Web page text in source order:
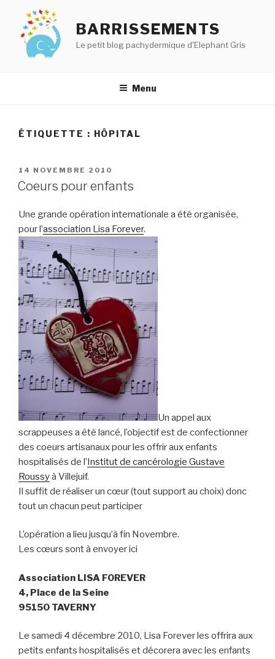
contenu
principal
BARRISSEMENTS
Le petit blog pachydermique d'Elephant Gris
Menu
ÉTIQUETTE : HÔPITAL
PUBLIÉ
LE
14 NOVEMBRE 2010
Coeurs pour enfants
Une grande opération internationale a été organisée,
pour l’association Lisa Forever.
Un appel aux
scrappeuses a été lancé, l’objectif est de confectionner
des coeurs artisanaux pour les offrir aux enfants
hospitalisés de l’Institut de cancérologie Gustave
Roussyà Villejuif.
Il suffit de réaliser un cœur (tout support au choix) donc
tout un chacun peut participer
L’opération a lieu jusqu’à fin Novembre.
Les cœurs sont à envoyer ici
Association LISA FOREVER
4, Place de la Seine
95150 TAVERNY
Le samedi 4 décembre 2010, Lisa Forever les offrira aux
petits enfants hospitalisés et décorera avec les enfants